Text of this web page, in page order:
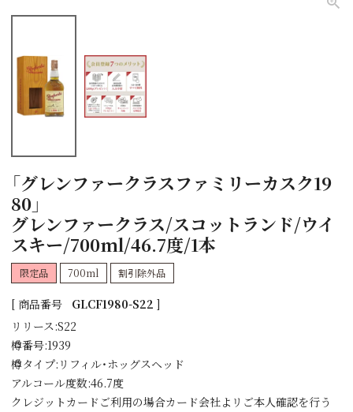
「グレンファークラスファミリーカスク19
80」
グレンファークラス/スコットランド/ウイ
スキー/700ml/46.7度/1本
限定品 700ml 割引除外品
商品番号
GLCF1980-S22
リリース:S22
樽番号:1939
樽タイプ:リフィル・ホッグスヘッド
アルコール度数:46.7度
クレジットカードご利用の場合カード会社よリご本人確認を行う